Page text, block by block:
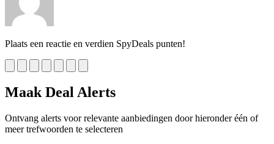
Plaats een reactie en verdien SpyDeals punten!
Maak Deal Alerts
Ontvang alerts voor relevante aanbiedingen door hieronder één of
meer trefwoorden te selecteren